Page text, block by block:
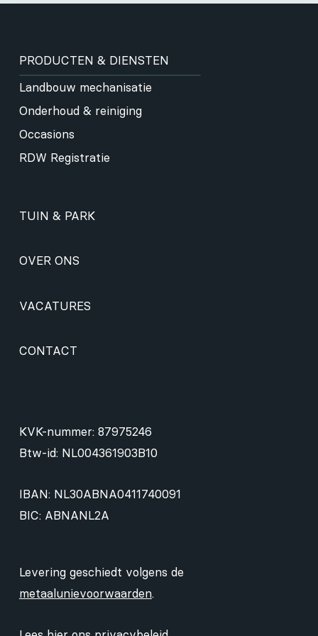
PRODUCTEN & DIENSTEN
Landbouw mechanisatie
Onderhoud & reiniging
Occasions
RDW Registratie
TUIN & PARK
OVER ONS
VACATURES
CONTACT
KVK-nummer: 87975246
Btw-id: NL004361903B10
IBAN: NL30ABNA0411740091
BIC: ABNANL2A
Levering geschiedt volgens de
metaalunievoorwaarden.